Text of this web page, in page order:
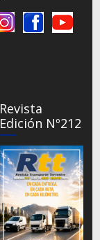
Revista
Edición Nº212